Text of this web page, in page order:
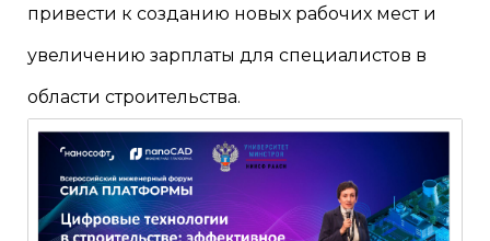
привести к созданию новых рабочих мест и
увеличению зарплаты для специалистов в
области строительства.